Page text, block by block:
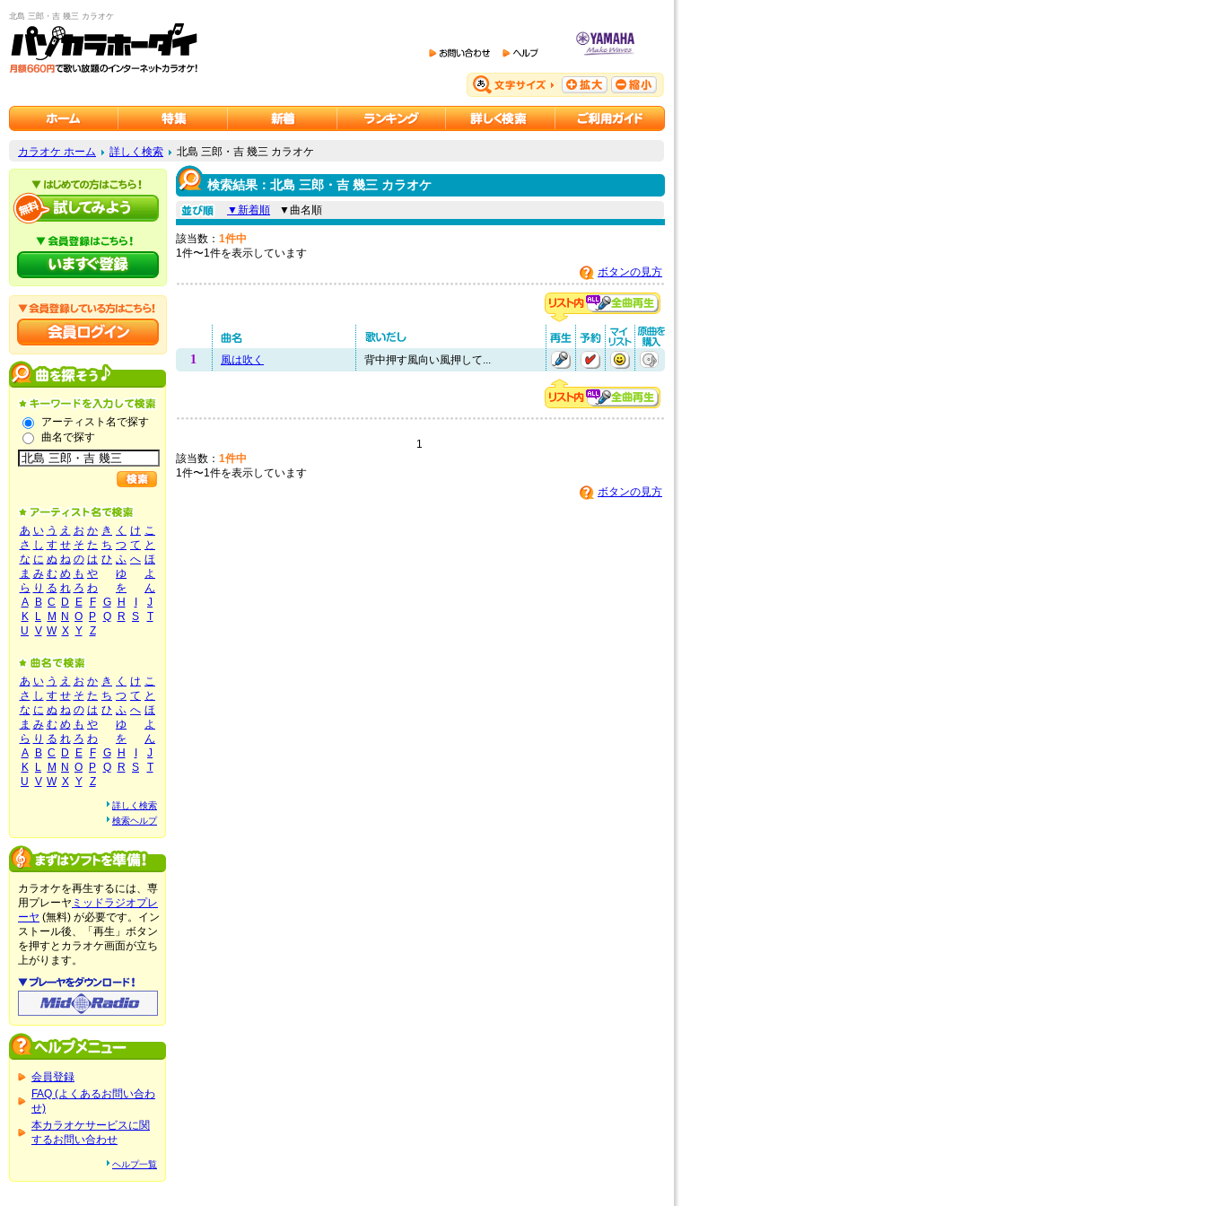
北島 三郎・吉 幾三 カラオケ
カラオケ ホーム 詳しく検索 北島 三郎・吉 幾三 カラオケ
アーティスト名で探す
曲名で探す
あ い う え お か き く け こ
さ し す せ そ た ち つ て と
な に ぬ ね の は ひ ふ へ ほ
ま み む め も や ゆ
よ
ら り る れ ろ わ を
ん
A
B C D E F G H
J
K
L M N O P Q R S
T
U V W X Y Z
あ い う え お か き く け こ
さ し す せ そ た ち つ て と
な に ぬ ね の は ひ ふ へ ほ
ま み む め も や ゆ
よ
ら り る れ ろ わ を
ん
A
B C D E F G H
J
K
L M N O P Q R S
T
U V W X Y Z
詳しく検索
検索ヘルプ
カラオケを再生するには、専
用プレーヤ ミッドラジオプレ
ーヤ (無料) が必要です。イン
ストール後、「再生」ボタン
を押すとカラオケ画面が立ち
上がります。
会員登録
FAQ (よくあるお問い合わ
せ)
本カラオケサービスに関
するお問い合わせ
ヘルプ一覧
検索結果：北島 三郎・吉 幾三 カラオケ
▼新着順 ▼曲名順
該当数： 1件中
1件〜1件を表示しています
ボタンの見方
1 風は吹く 背中押す風向い風押して...
1
該当数： 1件中
1件〜1件を表示しています
ボタンの見方